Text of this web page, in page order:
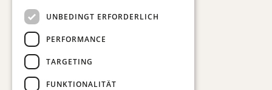
T:
+34 932 179 250
E:
UNBEDINGT ERFORDERLICH
PERFORMANCE
TARGETING
FUNKTIONALITÄT